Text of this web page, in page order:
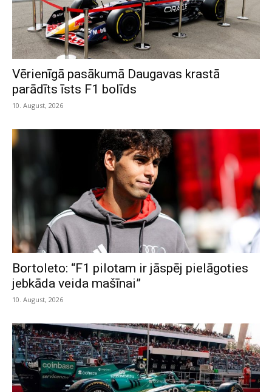
Vērienīgā pasākumā Daugavas krastā
parādīts īsts F1 bolīds
10. August, 2026
Bortoleto: “F1 pilotam ir jāspēj pielāgoties
jebkāda veida mašīnai”
10. August, 2026